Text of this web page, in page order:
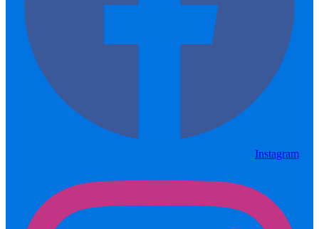
Instagram